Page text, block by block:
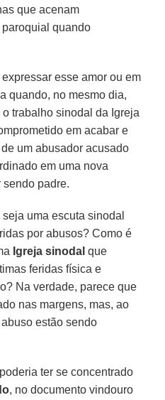
que acenam
quando
esse amor ou em
quando, no mesmo dia,
trabalho sinodal da Igreja
em acabar e
um abusador acusado
em uma nova
padre.
uma escuta sinodal
por abusos? Como é
Igreja sinodal que
feridas física e
Na verdade, parece que
nas margens, mas, ao
estão sendo
ter se concentrado
, no documento vindouro